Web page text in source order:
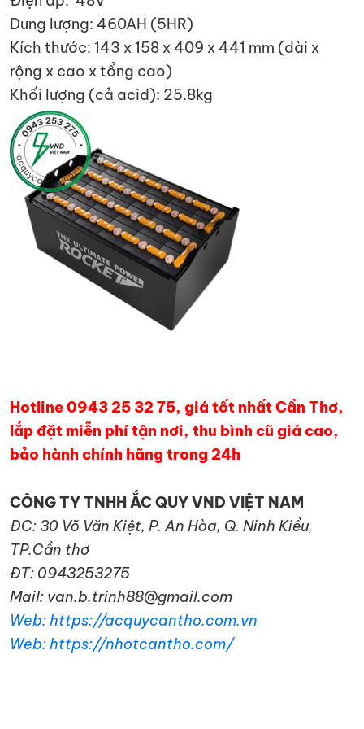
Dung lượng: 460AH (5HR)
Kích thước: 143 x 158 x 409 x 441 mm (dài x
rộng x cao x tổng cao)
Khối lượng (cả acid): 25.8kg
Hotline 0943 25 32 75, giá tốt nhất Cần Thơ,
lắp đặt miễn phí tận nơi, thu bình cũ giá cao,
bảo hành chính hãng trong 24h
CÔNG TY TNHH ẮC QUY VND VIỆT NAM
ĐC: 30 Võ Văn Kiệt, P. An Hòa, Q. Ninh Kiều,
TP.Cần thơ
ĐT: 0943253275
Mail: van.b.trinh88@gmail.com
Web: https://acquycantho.com.vn
Web: https://nhotcantho.com/